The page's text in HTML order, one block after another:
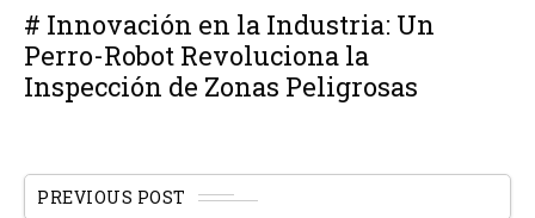
# Innovación en la Industria: Un
Perro-Robot Revoluciona la
Inspección de Zonas Peligrosas
PREVIOUS POST